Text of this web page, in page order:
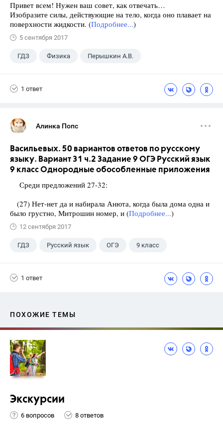
Привет всем! Нужен ваш совет, как отвечать…
Изобразите силы, действующие на тело, когда оно плавает на
поверхности жидкости. (Подробнее...)
5 сентября 2017
ГДЗ Физика Перышкин А.В.
1 ответ
Алинка Попс
Васильевых. 50 вариантов ответов по русскому
языку. Вариант 31 ч.2 Задание 9 ОГЭ Русский язык
9 класс Однородные обособленные приложения
Среди предложений 27-32:
(27) Нет-нет да и набирала Анюта, когда была дома одна и
было грустно, Митрошин номер, и (Подробнее...)
12 сентября 2017
ГДЗ Русский язык ОГЭ 9 класс
1 ответ
ПОХОЖИЕ ТЕМЫ
Экскурсии
6 вопросов 8 ответов